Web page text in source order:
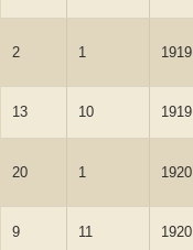
2 1 1919
13 10 1919
20 1 1920
9 11 1920